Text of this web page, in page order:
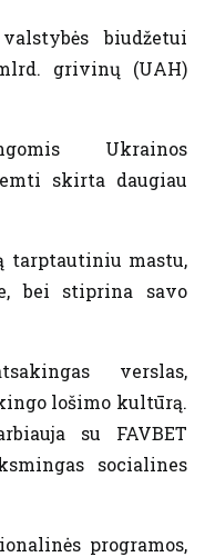
biudžetui
grivinų (UAH)
Ukrainos
skirta daugiau
tarptautiniu mastu,
bei stiprina savo
verslas,
lošimo kultūrą.
su FAVBET
socialines
programos,